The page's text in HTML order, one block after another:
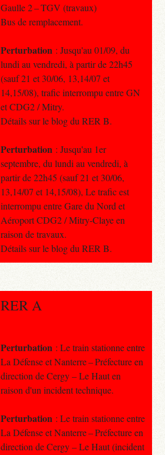
Gaulle 2 – TGV (travaux)
Bus de remplacement.
Perturbation : Jusqu'au 01/09, du
lundi au vendredi, à partir de 22h45
(sauf 21 et 30/06, 13,14/07 et
14,15/08), trafic interrompu entre GN
et CDG2 / Mitry.
Détails sur le blog du RER B.
Perturbation : Jusqu'au 1er
septembre, du lundi au vendredi, à
partir de 22h45 (sauf 21 et 30/06,
13,14/07 et 14,15/08), Le trafic est
interrompu entre Gare du Nord et
Aéroport CDG2 / Mitry-Claye en
raison de travaux.
Détails sur le blog du RER B.
RER A
Perturbation : Le train stationne entre
La Défense et Nanterre – Préfecture en
direction de Cergy – Le Haut en
raison d'un incident technique.
Perturbation : Le train stationne entre
La Défense et Nanterre – Préfecture en
direction de Cergy – Le Haut (incident